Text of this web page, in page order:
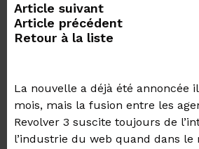
Article suivant
Article précédent
Retour à la liste
La nouvelle a déjà été annoncée
mois, mais la fusion entre les
Revolver 3 suscite toujours de
l’industrie du web quand dans le